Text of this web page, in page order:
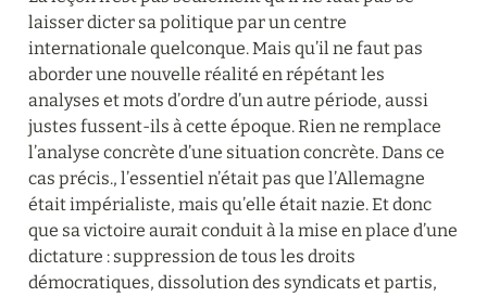
laisser dicter sa politique par un centre
internationale quelconque. Mais qu’il ne faut pas
aborder une nouvelle réalité en répétant les
analyses et mots d’ordre d’un autre période, aussi
justes fussent-ils à cette époque. Rien ne remplace
l’analyse concrète d’une situation concrète. Dans ce
cas précis., l’essentiel n’était pas que l’Allemagne
était impérialiste, mais qu’elle était nazie. Et donc
que sa victoire aurait conduit à la mise en place d’une
dictature : suppression de tous les droits
démocratiques, dissolution des syndicats et partis,